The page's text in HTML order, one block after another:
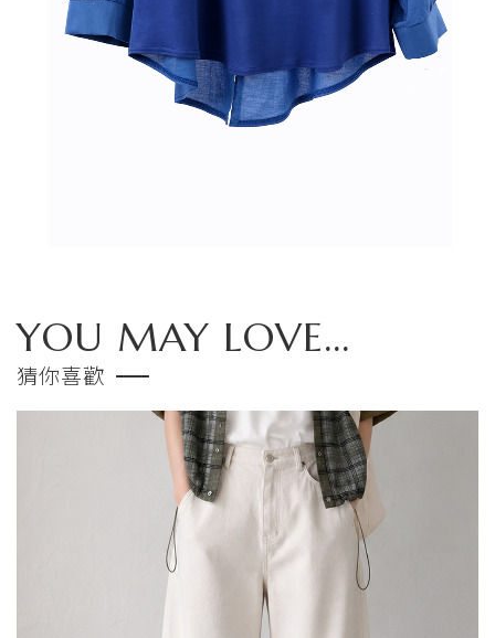
YOU MAY LOVE...
猜你喜歡